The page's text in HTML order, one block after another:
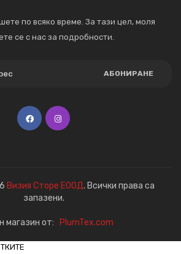
по всяко време. За тази цел, моля
се с нас за подробности.
АБОНИРАНЕ
Визия Сторе ЕООД. Всички права са
запазени.
магазин от: PlumTex.com